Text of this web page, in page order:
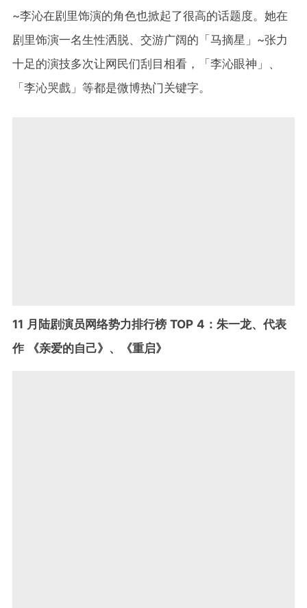
~李沁在剧里饰演的角色也掀起了很高的话题度。她在
剧里饰演一名生性洒脱、交游广阔的「马摘星」~张力
十足的演技多次让网民们刮目相看，「李沁眼神」、
「李沁哭戲」等都是微博热门关键字。
11 月陆剧演员网络势力排行榜 TOP 4：朱一龙、代表
作 《亲爱的自己》、《重启》